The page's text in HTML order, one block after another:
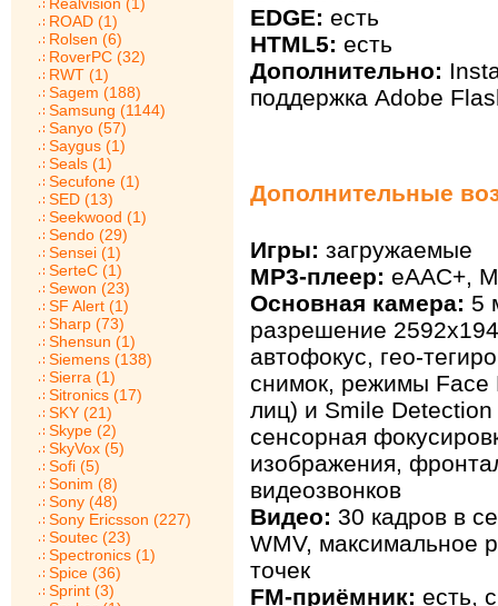
ROAD (1)
Rolsen (6)
RoverPC (32)
RWT (1)
Sagem (188)
Samsung (1144)
Sanyo (57)
Saygus (1)
Seals (1)
Secufone (1)
SED (13)
Seekwood (1)
Sendo (29)
Sensei (1)
SerteC (1)
Sewon (23)
SF Alert (1)
Sharp (73)
Shensun (1)
Siemens (138)
Sierra (1)
Sitronics (17)
SKY (21)
Skype (2)
SkyVox (5)
Sofi (5)
Sonim (8)
Sony (48)
Sony Ericsson (227)
Soutec (23)
Spectronics (1)
Spice (36)
Sprint (3)
EDGE: есть
HTML5: есть
Дополнительно:
поддержка Adobe
Дополнительные
Игры: загружаемые
MP3-плеер: eAAC+,
Основная камера: 5
разрешение
автофокус, гео-
снимок, режимы Face
лиц) и Smile
сенсорная
изображения,
видеозвонков
Видео: 30 кадров в
WMV, максимальное
точек
FM-приёмник: есть,